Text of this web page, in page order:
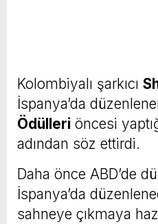
Kolombiyalı şarkıcı
İspanya’da
Ödülleri öncesi
adından söz ettirdi.
Daha önce ABD’de
İspanya’da
sahneye çıkmaya